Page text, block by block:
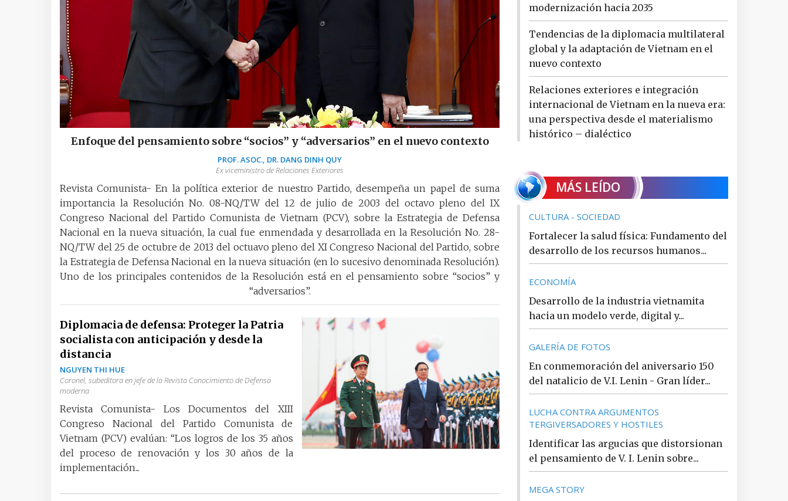
Enfoque del pensamiento sobre “socios” y “adversarios” en el nuevo contexto
PROF. ASOC., DR. DANG DINH QUY
Ex viceministro de Relaciones Exteriores
Revista Comunista- En la política exterior de nuestro Partido, desempeña un papel de suma
importancia la Resolución No. 08-NQ/TW del 12 de julio de 2003 del octavo pleno del IX
Congreso Nacional del Partido Comunista de Vietnam (PCV), sobre la Estrategia de Defensa
Nacional en la nueva situación, la cual fue enmendada y desarrollada en la Resolución No. 28-
NQ/TW del 25 de octubre de 2013 del octuavo pleno del XI Congreso Nacional del Partido, sobre
la Estrategia de Defensa Nacional en la nueva situación (en lo sucesivo denominada Resolución).
Uno de los principales contenidos de la Resolución está en el pensamiento sobre “socios” y
“adversarios”.
Diplomacia de defensa: Proteger la Patria
socialista con anticipación y desde la
distancia
NGUYEN THI HUE
Coronel, subeditora en jefe de la Revista Conocimiento de Defensa
moderna
Revista Comunista- Los Documentos del XIII
Congreso Nacional del Partido Comunista de
Vietnam (PCV) evalúan: “Los logros de los 35 años
del proceso de renovación y los 30 años de la
implementación...
modernización hacia 2035
Tendencias de la diplomacia multilateral
global y la adaptación de Vietnam en el
nuevo contexto
Relaciones exteriores e integración
internacional de Vietnam en la nueva era:
una perspectiva desde el materialismo
histórico – dialéctico
MÁS LEÍDO
CULTURA - SOCIEDAD
Fortalecer la salud física: Fundamento del
desarrollo de los recursos humanos...
ECONOMÍA
Desarrollo de la industria vietnamita
hacia un modelo verde, digital y...
GALERÍA DE FOTOS
En conmemoración del aniversario 150
del natalicio de V.I. Lenin - Gran líder...
LUCHA CONTRA ARGUMENTOS
TERGIVERSADORES Y HOSTILES
Identificar las argucias que distorsionan
el pensamiento de V. I. Lenin sobre...
MEGA STORY